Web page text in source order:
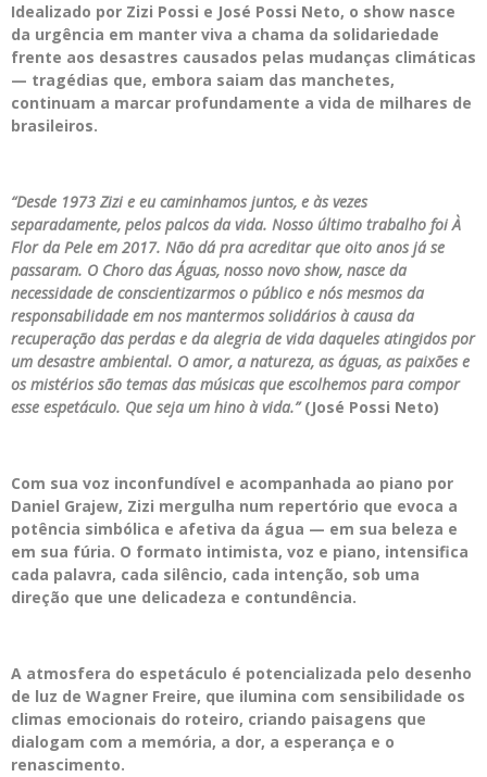
Idealizado por Zizi Possi e José Possi Neto, o show nasce
da urgência em manter viva a chama da solidariedade
frente aos desastres causados pelas mudanças climáticas
— tragédias que, embora saiam das manchetes,
continuam a marcar profundamente a vida de milhares de
brasileiros.
“Desde 1973 Zizi e eu caminhamos juntos, e às vezes
separadamente, pelos palcos da vida. Nosso último trabalho foi À
Flor da Pele em 2017. Não dá pra acreditar que oito anos já se
passaram. O Choro das Águas, nosso novo show, nasce da
necessidade de conscientizarmos o público e nós mesmos da
responsabilidade em nos mantermos solidários à causa da
recuperação das perdas e da alegria de vida daqueles atingidos por
um desastre ambiental. O amor, a natureza, as águas, as paixões e
os mistérios são temas das músicas que escolhemos para compor
esse espetáculo. Que seja um hino à vida.”(José Possi Neto)
Com sua voz inconfundível e acompanhada ao piano por
Daniel Grajew, Zizi mergulha num repertório que evoca a
potência simbólica e afetiva da água — em sua beleza e
em sua fúria. O formato intimista, voz e piano, intensifica
cada palavra, cada silêncio, cada intenção, sob uma
direção que une delicadeza e contundência.
A atmosfera do espetáculo é potencializada pelo desenho
de luz de Wagner Freire, que ilumina com sensibilidade os
climas emocionais do roteiro, criando paisagens que
dialogam com a memória, a dor, a esperança e o
renascimento.